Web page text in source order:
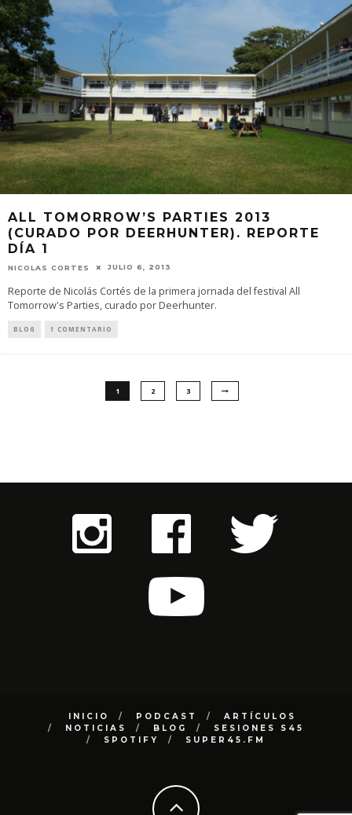
ALL TOMORROW’S PARTIES 2013
(CURADO POR DEERHUNTER). REPORTE
DÍA 1
NICOLAS CORTES JULIO 6, 2013
Reporte de Nicolás Cortés de la primera jornada del festival All
Tomorrow's Parties, curado por Deerhunter.
BLOG 1 COMENTARIO
1 2 3
INICIO PODCAST
ARTÍCULOS
NOTICIAS
BLOG
SESIONES S45
SPOTIFY
SUPER45.FM